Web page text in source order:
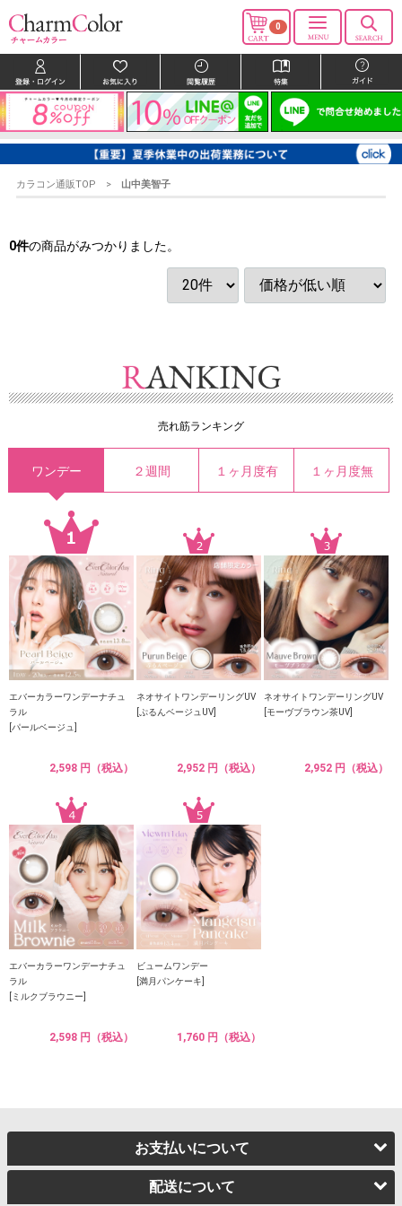
0
カラコン通販TOP 山中美智子
0件の商品がみつかりました。
売れ筋ランキング
ワンデー ２週間 １ヶ月度有 １ヶ月度無
エバーカラーワンデーナチュ
ラル
[パールベージュ]
2,598 円（税込）
ネオサイトワンデーリングUV
[ぷるんベージュUV]
2,952 円（税込）
ネオサイトワンデーリングUV
[モーヴブラウン茶UV]
2,952 円（税込）
エバーカラーワンデーナチュ
ラル
[ミルクブラウニー]
2,598 円（税込）
ビュームワンデー
[満月パンケーキ]
1,760 円（税込）
お支払いについて
配送について